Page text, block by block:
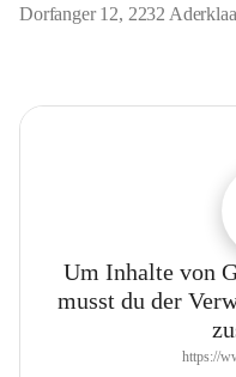
Dorfanger 12, 2232
Um Inhalte von
musst du der
https://